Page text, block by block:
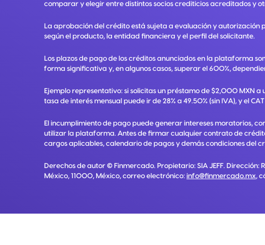
comparar y elegir entre distintos socios crediticios acreditados y
La aprobación del crédito está sujeta a evaluación y autorización
según el producto, la entidad financiera y el perfil del solicitante.
Los plazos de pago de los créditos anunciados en la plataforma
forma significativa y, en algunos casos, superar el 600%,
Ejemplo representativo: si solicitas un préstamo de $2,000 MXN a
tasa de interés mensual puede ir de 28% a 49.50% (sin IVA), y el
El incumplimiento de pago puede generar intereses moratorios,
utilizar la plataforma. Antes de firmar cualquier contrato de
cargos aplicables, calendario de pagos y demás condiciones del
Derechos de autor © Finmercado. Propietario: SIA JEFF. Dirección:
México, 11000, México, correo electrónico: info@finmercado.mx,